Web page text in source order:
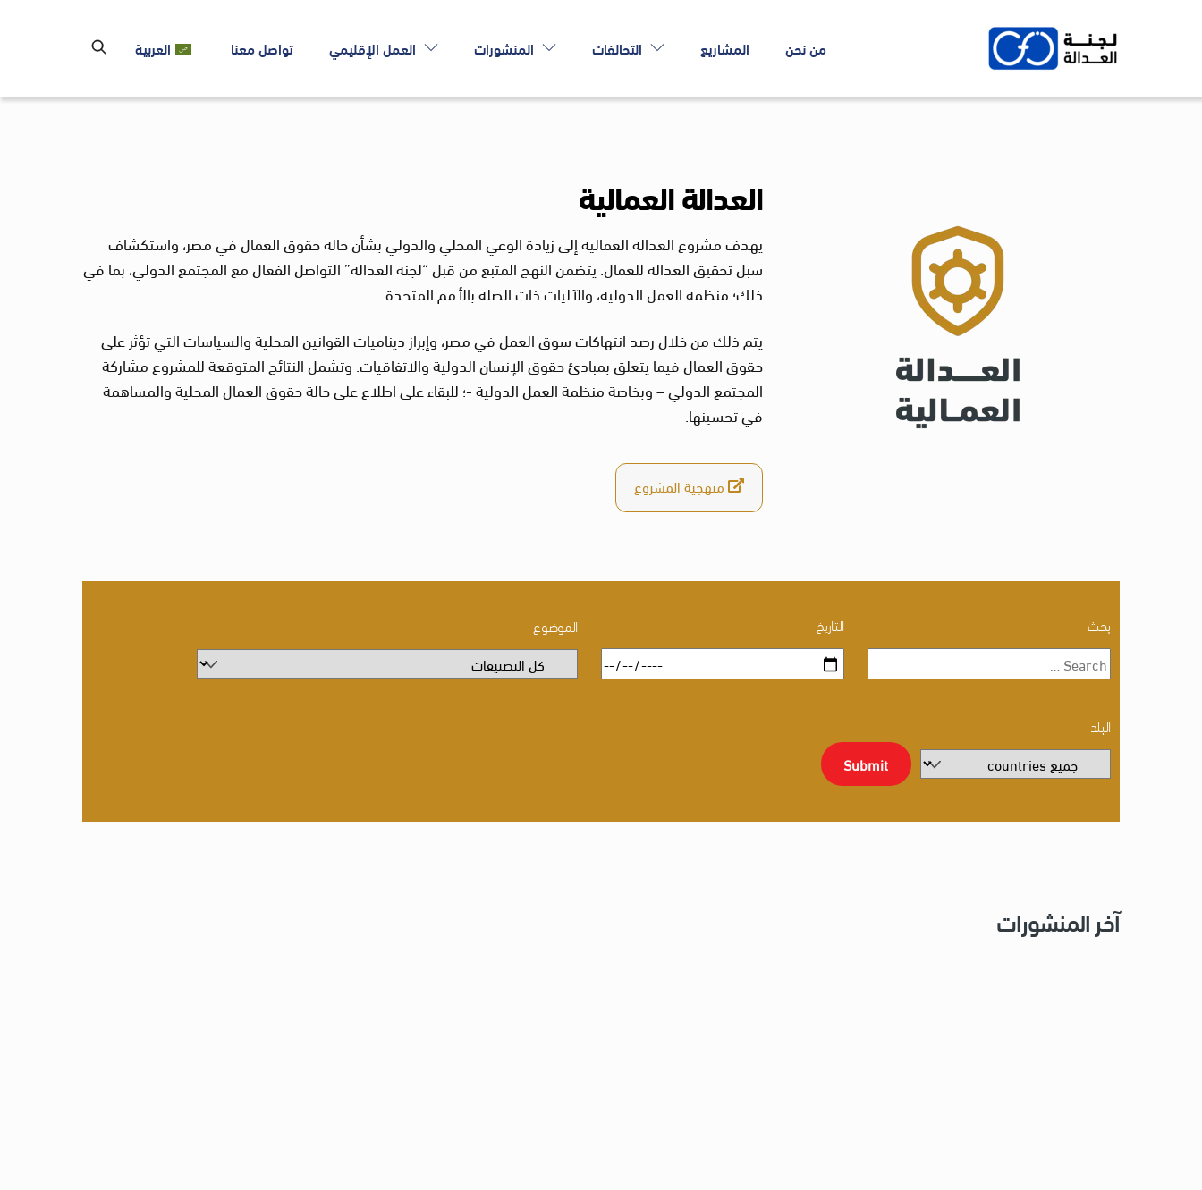
من نحن المشاريع التحالفات المنشورات العمل الإقليمي تواصل معنا العربية
العدالة العمالية
يهدف مشروع العدالة العمالية إلى زيادة الوعي المحلي والدولي بشأن حالة حقوق العمال في مصر، واستكشاف
سبل تحقيق العدالة للعمال. يتضمن النهج المتبع من قبل “لجنة العدالة” التواصل الفعال مع المجتمع الدولي، بما في
ذلك؛ منظمة العمل الدولية، والآليات ذات الصلة بالأمم المتحدة.
يتم ذلك من خلال رصد انتهاكات سوق العمل في مصر، وإبراز ديناميات القوانين المحلية والسياسات التي تؤثر على
حقوق العمال فيما يتعلق بمبادئ حقوق الإنسان الدولية والاتفاقيات. وتشمل النتائج المتوقعة للمشروع مشاركة
المجتمع الدولي – وبخاصة منظمة العمل الدولية -؛ للبقاء على اطلاع على حالة حقوق العمال المحلية والمساهمة
في تحسينها.
منهجية المشروع
بحث التاريخ الموضوع
البلد
آخر المنشورات